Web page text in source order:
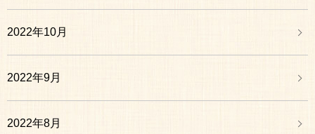
2022年10月
2022年9月
2022年8月